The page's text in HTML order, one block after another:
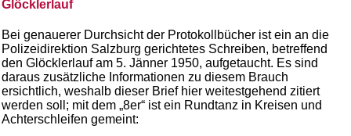
Glöcklerlauf
Bei genauerer Durchsicht der Protokollbücher ist ein an die
Polizeidirektion Salzburg gerichtetes Schreiben, betreffend
den Glöcklerlauf am 5. Jänner 1950, aufgetaucht. Es sind
daraus zusätzliche Informationen zu diesem Brauch
ersichtlich, weshalb dieser Brief hier weitestgehend zitiert
werden soll; mit dem „8er“ ist ein Rundtanz in Kreisen und
Achterschleifen gemeint: